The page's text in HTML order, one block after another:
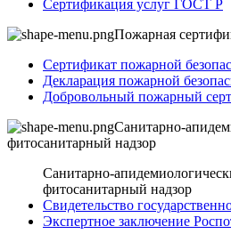
Сертификация услуг ГОСТ Р
Пожарная
Сертификат пожарной
Декларация пожарной
Добровольный пожарный
Санитарно-
фитосанитарный надзор
Санитарно-
фитосанитарный надзор
Свидетельство
Экспертное заключение